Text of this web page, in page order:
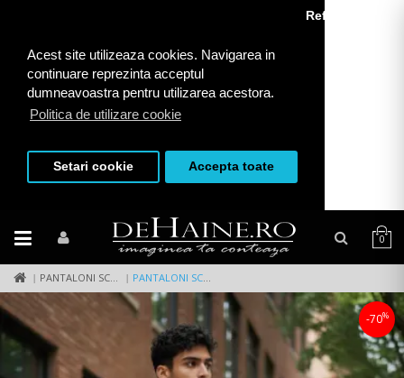
Acest site utilizeaza cookies. Navigarea in
continuare reprezinta acceptul
dumneavoastra pentru utilizarea acestora.
Politica de utilizare cookie
Refuza toate
Setari cookie Accepta toate
0
PANTALONI SCURTI PANTALONI SCURTI CASUAL, CU IMPRIMEU, 13121
-70%